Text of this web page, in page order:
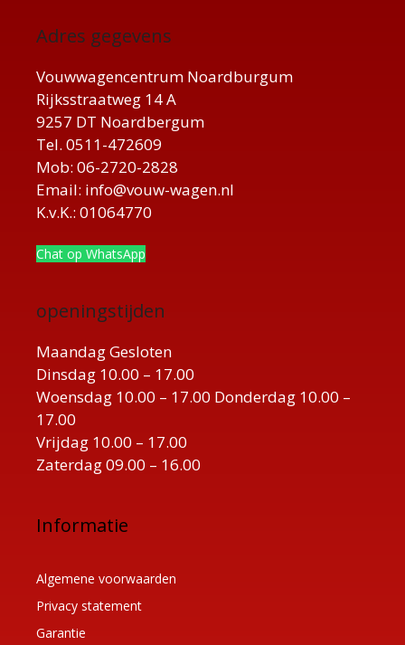
Adres gegevens
Vouwwagencentrum Noardburgum
Rijksstraatweg 14 A
9257 DT Noardbergum
Tel. 0511-472609
Mob: 06-2720-2828
Email: info@vouw-wagen.nl
K.v.K.: 01064770
Chat op WhatsApp
openingstijden
Maandag Gesloten
Dinsdag 10.00 – 17.00
Woensdag 10.00 – 17.00 Donderdag 10.00 –
17.00
Vrijdag 10.00 – 17.00
Zaterdag 09.00 – 16.00
Informatie
Algemene voorwaarden
Privacy statement
Garantie